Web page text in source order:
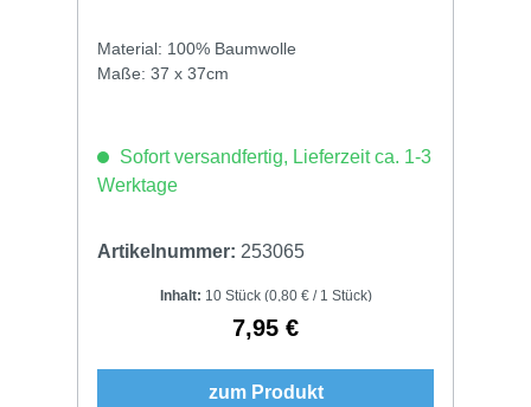
Material: 100% Baumwolle
Maße: 37 x 37cm
Sofort versandfertig, Lieferzeit ca. 1-3
Werktage
Artikelnummer: 253065
Inhalt: 10 Stück (0,80 € / 1 Stück)
Regulärer Preis:
7,95 €
zum Produkt